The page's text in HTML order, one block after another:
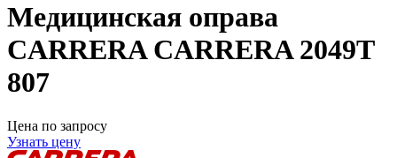
Медицинская оправа
CARRERA CARRERA 2049T
807
Цена по запросу
Узнать цену